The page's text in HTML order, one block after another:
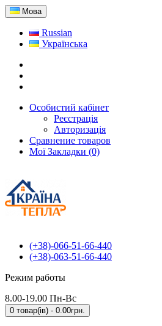
Мова
Russian
Українська
Особистий кабінет
Реєстрація
Авторизація
Сравнение товаров
Мої Закладки (0)
(+38)-066-51-66-440
(+38)-063-51-66-440
Режим работы
8.00-19.00 Пн-Вс
0 товар(ів) - 0.00грн.